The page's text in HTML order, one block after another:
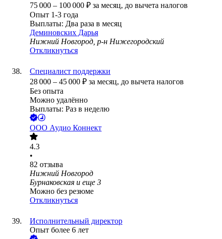
75 000 – 100 000 ₽ за месяц, до вычета налогов
Опыт 1-3 года
Выплаты: Два раза в месяц
Деминовских Дарья
Нижний Новгород, р-н Нижегородский
Откликнуться
Специалист поддержки
28 000 – 45 000 ₽ за месяц, до вычета налогов
Без опыта
Можно удалённо
Выплаты: Раз в неделю
ООО Аудио Коннект
4.3
•
82 отзыва
Нижний Новгород
Бурнаковская и еще 3
Можно без резюме
Откликнуться
Исполнительный директор
Опыт более 6 лет